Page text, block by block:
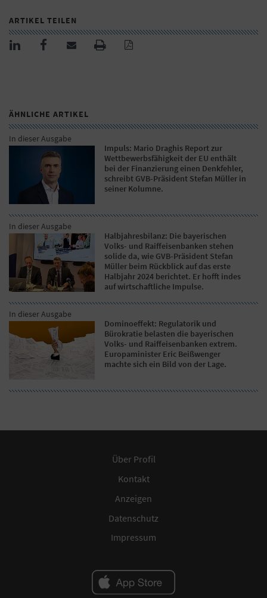
ARTIKEL TEILEN
ÄHNLICHE ARTIKEL
In dieser Ausgabe
Impuls: Mario Draghis Report zur
Wettbewerbsfähigkeit der EU enthält
bei der Finanzierung einen Denkfehler,
schreibt GVB-Präsident Stefan Müller in
seiner Kolumne.
In dieser Ausgabe
Halbjahresbilanz: Die bayerischen
Volks- und Raiffeisenbanken stehen
solide da, wie GVB-Präsident Stefan
Müller beim Rückblick auf das erste
Halbjahr 2024 berichtet. Er hofft indes
auf wirtschaftliche Impulse.
In dieser Ausgabe
Dominoeffekt: Regulatorik und
Bürokratie belasten die bayerischen
Volks- und Raiffeisenbanken extrem.
Europaminister Eric Beißwenger
machte sich ein Bild von der Lage.
Über Profil
Kontakt
Anzeigen
Datenschutz
Impressum